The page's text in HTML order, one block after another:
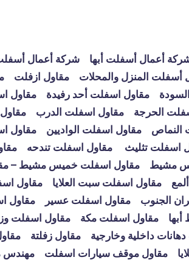
أعمال أسفلت أبها
شركة أعمال
أسفلت المنزل والمحلات مقاول ازفلت
مقاول اسفلت أحد رفيدة
مقاول
الحرجة مقاول اسفلت الدرب
النماص مقاول اسفلت الواديين
مقاول
اسفلت تثليث مقاول اسفلت تندحه
مشيط
مقاول اسفلت خميس مشيط –
مقاول اسفلت سبت العلايا
مقاول
الجنوب مقاول اسفلت عسير
مقاول
مقاول اسفلت مكة
مقاول اسفلت
داخلية وخارجية مقاول زفلتة
مقاول موقف سيارات اسفلت مهندس